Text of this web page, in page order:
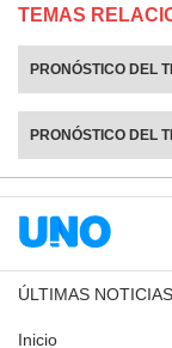
TEMAS
PRONÓSTICO DEL
PRONÓSTICO DEL
ÚLTIMAS NOTICIAS
Inicio